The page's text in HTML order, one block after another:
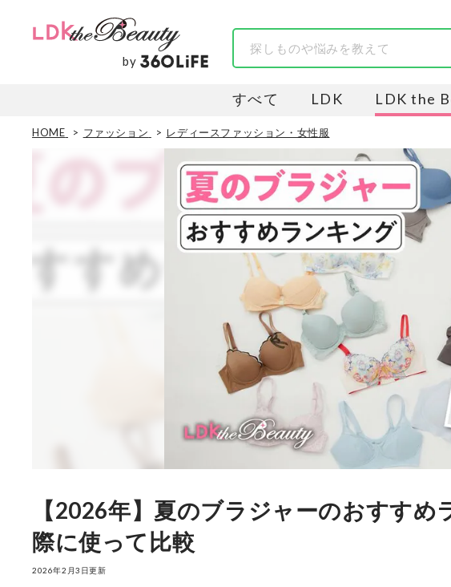
by
すべて LDK LDK the
HOME ファッション レディースファッション・女性服
【2026年】夏のブラジャーのおすす
際に使って比較
2026年2月3日更新